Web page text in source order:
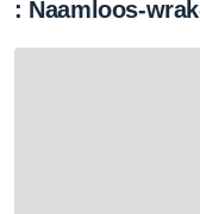
: Naamloos-